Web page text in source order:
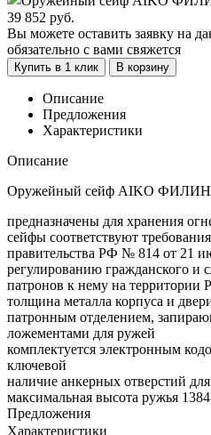
39 852 руб.
Вы можете оставить заявку на
обязательно с вами свяжется
Купить в 1 клик В корзину
Описание
Предложения
Характеристики
Описание
Оружейный сейф AIKO
предназначены для хранения
сейфы соответствуют
правительства РФ № 814 от 21
регулированию гражданского и
патронов к нему на территории
толщина металла корпуса и
патронным отделением,
ложементами для ружей
комплектуется электронным
ключевой
наличие анкерных отверстий
максимальная высота ружья
Предложения
Характеристики